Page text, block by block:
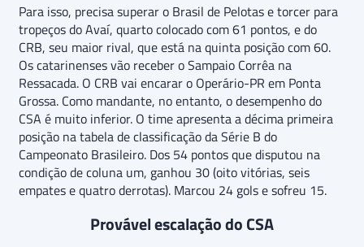
Para isso, precisa superar o Brasil de Pelotas e torcer para
tropeços do Avaí, quarto colocado com 61 pontos, e do
CRB, seu maior rival, que está na quinta posição com 60.
Os catarinenses vão receber o Sampaio Corrêa na
Ressacada. O CRB vai encarar o Operário-PR em Ponta
Grossa. Como mandante, no entanto, o desempenho do
CSA é muito inferior. O time apresenta a décima primeira
posição na tabela de classificação da Série B do
Campeonato Brasileiro. Dos 54 pontos que disputou na
condição de coluna um, ganhou 30 (oito vitórias, seis
empates e quatro derrotas). Marcou 24 gols e sofreu 15.
Provável escalação do CSA